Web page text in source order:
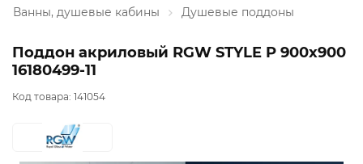
Ванны, душевые кабины
Душевые поддоны
Поддон акриловый RGW STYLE P 900x900
16180499-11
Код товара: 141054